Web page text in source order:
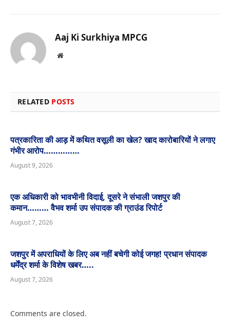
Aaj Ki Surkhiya MPCG
Website
RELATED POSTS
पत्रकारिता की आड़ में कथित वसूली का खेल? खाद कारोबारियों ने लगाए
गंभीर आरोप……………
August 9, 2026
एक अधिकारी को भावभीनी विदाई, दूसरे ने संभाली जशपुर की
कमान……… वैभव शर्मा उप संपादक की ग्राउंड रिपोर्ट
August 7, 2026
जशपुर में अपराधियों के लिए अब नहीं बचेगी कोई जगह! प्रधान संपादक
धर्मेंद्र शर्मा के विशेष खबर…..
August 7, 2026
Comments are closed.